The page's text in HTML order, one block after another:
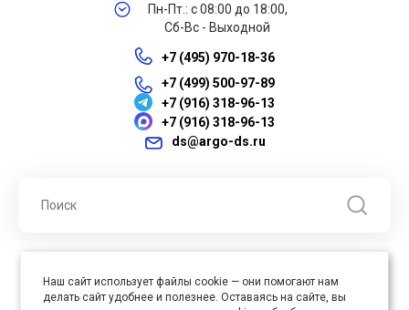
Пн-Пт.: с 08:00 до 18:00,
Сб-Вс - Выходной
+7 (495) 970-18-36
+7 (499) 500-97-89
+7 (916) 318-96-13
+7 (916) 318-96-13
ds@argo-ds.ru
права защищены
Юр. адрес : 105005, г. Москва, ул. Бауманская, д.20, стр. 3
Наш сайт использует файлы cookie — они помогают нам
делать сайт удобнее и полезнее. Оставаясь на сайте, вы